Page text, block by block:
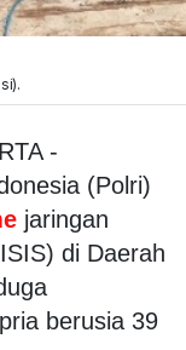
-
(Polri)
jaringan
di Daerah
berusia 39